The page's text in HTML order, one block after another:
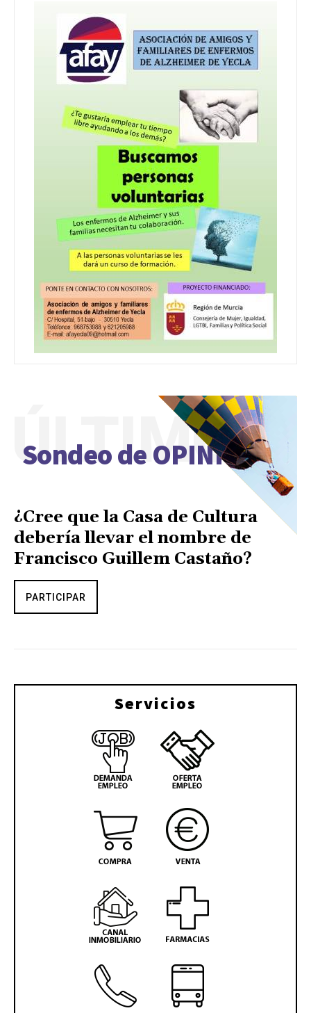
Sondeo de OPINIÓN
ÚLTIMO
¿Cree que la Casa de Cultura
debería llevar el nombre de
Francisco Guillem Castaño?
PARTICIPAR
Servicios